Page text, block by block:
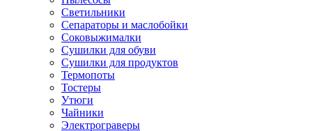
Светильники
Сепараторы и маслобойки
Соковыжималки
Сушилки для обуви
Сушилки для продуктов
Термопоты
Тостеры
Утюги
Чайники
Электрограверы